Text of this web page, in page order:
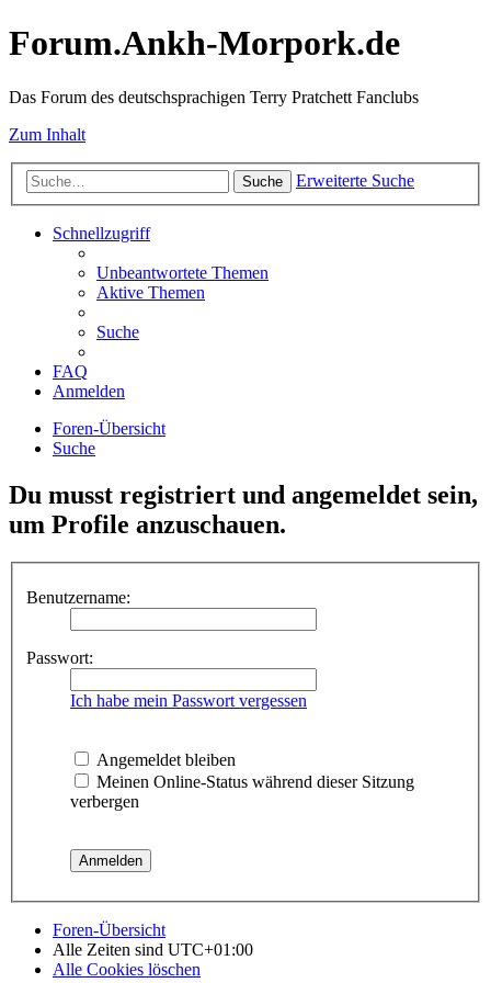
Forum.Ankh-Morpork.de
Das Forum des deutschsprachigen Terry Pratchett Fanclubs
Zum Inhalt
Suche Erweiterte Suche
Schnellzugriff
Unbeantwortete Themen
Aktive Themen
Suche
FAQ
Anmelden
Foren-Übersicht
Suche
Du musst registriert und angemeldet sein,
um Profile anzuschauen.
Benutzername:
Passwort:
Ich habe mein Passwort vergessen
Angemeldet bleiben
Meinen Online-Status während dieser Sitzung
verbergen
Foren-Übersicht
Alle Zeiten sind UTC+01:00
Alle Cookies löschen